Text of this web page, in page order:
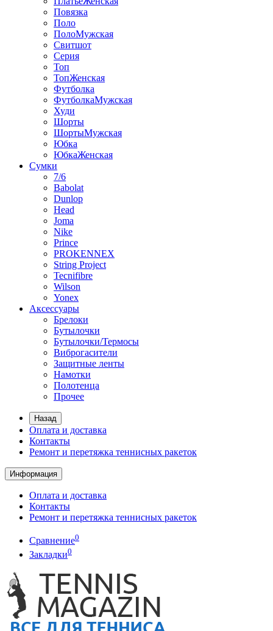
Повязка
Поло
ПолоМужская
Свитшот
Серия
Топ
ТопЖенская
Футболка
ФутболкаМужская
Худи
Шорты
ШортыМужская
Юбка
ЮбкаЖенская
Сумки
7/6
Babolat
Dunlop
Head
Joma
Nike
Prince
PROKENNEX
String Project
Tecnifibre
Wilson
Yonex
Аксессуары
Брелоки
Бутылочки
Бутылочки/Термосы
Виброгасители
Защитные ленты
Намотки
Полотенца
Прочее
Назад
Оплата и доставка
Контакты
Ремонт и перетяжка теннисных ракеток
Информация
Оплата и доставка
Контакты
Ремонт и перетяжка теннисных ракеток
Сравнение0
Закладки0